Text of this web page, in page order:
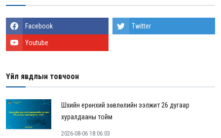
Facebook Twitter
Youtube
Үйл явдлын товчоон
Шүүхийн ерөнхий зөвлөлийн ээлжит 26 дугаар
хуралдааны тойм
2026-08-06 18:06:03